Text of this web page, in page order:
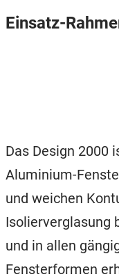
Einsatz-
Das Design 2000
Aluminium-
und weichen
Isolierverglasung
und in allen
Fensterformen